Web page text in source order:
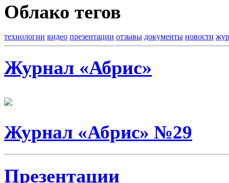
Облако тегов
технологии видео презентации отзывы документы новости
Журнал «Абрис»
Журнал «Абрис» №29
Презентации